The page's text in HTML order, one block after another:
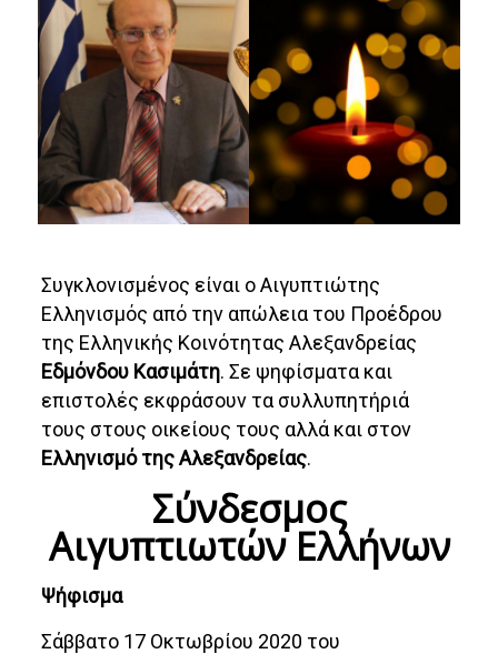
Συγκλονισμένος είναι ο Αιγυπτιώτης
Ελληνισμός από την απώλεια του Προέδρου
της Ελληνικής Κοινότητας Αλεξανδρείας
Εδμόνδου Κασιμάτη. Σε ψηφίσματα και
επιστολές εκφράσουν τα συλλυπητήριά
τους στους οικείους τους αλλά και στον
Ελληνισμό της Αλεξανδρείας.
Σύνδεσμος
Αιγυπτιωτών Ελλήνων
Ψήφισμα
Σάββατο 17 Οκτωβρίου 2020 του